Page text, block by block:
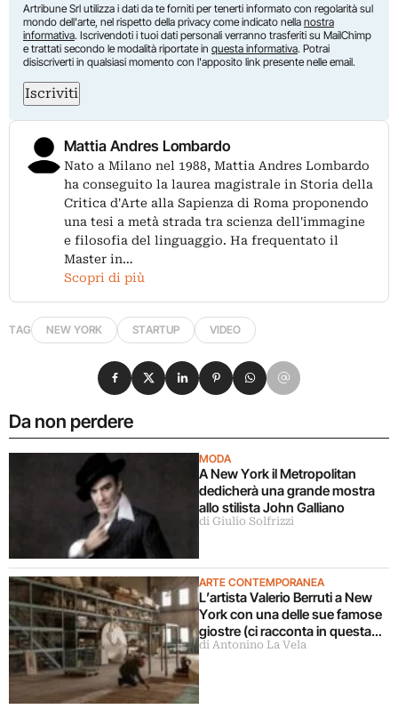
Artribune Srl utilizza i dati da te forniti per tenerti informato con regolarità sul
mondo dell'arte, nel rispetto della privacy come indicato nella nostra
informativa. Iscrivendoti i tuoi dati personali verranno trasferiti su MailChimp
e trattati secondo le modalità riportate in questa informativa. Potrai
disiscriverti in qualsiasi momento con l'apposito link presente nelle email.
Iscriviti
Mattia Andres Lombardo
Nato a Milano nel 1988, Mattia Andres Lombardo
ha conseguito la laurea magistrale in Storia della
Critica d'Arte alla Sapienza di Roma proponendo
una tesi a metà strada tra scienza dell'immagine
e filosofia del linguaggio. Ha frequentato il
Master in…
Scopri di più
TAG NEW YORK STARTUP VIDEO
Da non perdere
MODA
A New York il Metropolitan
dedicherà una grande mostra
allo stilista John Galliano
di Giulio Solfrizzi
ARTE CONTEMPORANEA
L’artista Valerio Berruti a New
York con una delle sue famose
giostre (ci racconta in questa
intervista)
di Antonino La Vela
Condividi su Facebook
Condividi su X
Condividi su LinkedIn
Condividi su Pinterest
Condividi su WhatsApp
Condividi su Email